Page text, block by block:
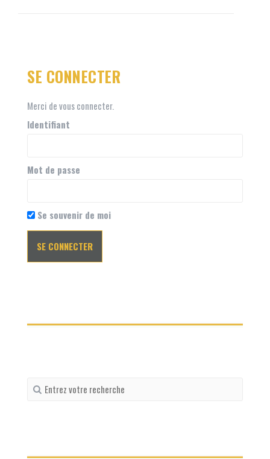
SE CONNECTER
Merci de vous connecter.
Identifiant
Mot de passe
Se souvenir de moi
Recherche
pour